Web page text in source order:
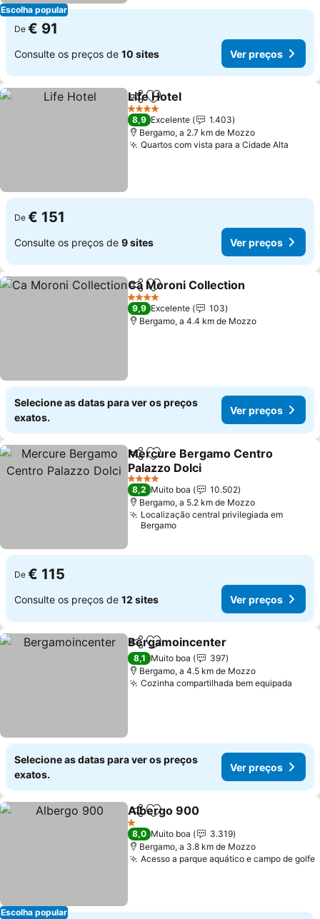
Escolha popular
De € 91
Consulte os preços de 10 sites Ver preços
PartilharAdicionar aos favoritos
Life Hotel
4 Estrelas
8,9 Excelente
1.403
Bergamo, a 2.7 km de Mozzo
Quartos com vista para a Cidade Alta
De € 151
Consulte os preços de 9 sites Ver preços
PartilharAdicionar aos favoritos
Ca Moroni Collection
4 Estrelas
9,9 Excelente
103
Bergamo, a 4.4 km de Mozzo
Selecione as datas para ver os preços
exatos.
Ver preços
PartilharAdicionar aos favoritos
Mercure Bergamo Centro
Palazzo Dolci
4 Estrelas
8,2 Muito boa
10.502
Bergamo, a 5.2 km de Mozzo
Localização central privilegiada em
Bergamo
De € 115
Consulte os preços de 12 sites Ver preços
PartilharAdicionar aos favoritos
Bergamoincenter
8,1 Muito boa
397
Bergamo, a 4.5 km de Mozzo
Cozinha compartilhada bem equipada
Selecione as datas para ver os preços
exatos.
Ver preços
Escolha popular
PartilharAdicionar aos favoritos
Albergo 900
1 Estrelas
8,0 Muito boa
3.319
Bergamo, a 3.8 km de Mozzo
Acesso a parque aquático e campo de golfe